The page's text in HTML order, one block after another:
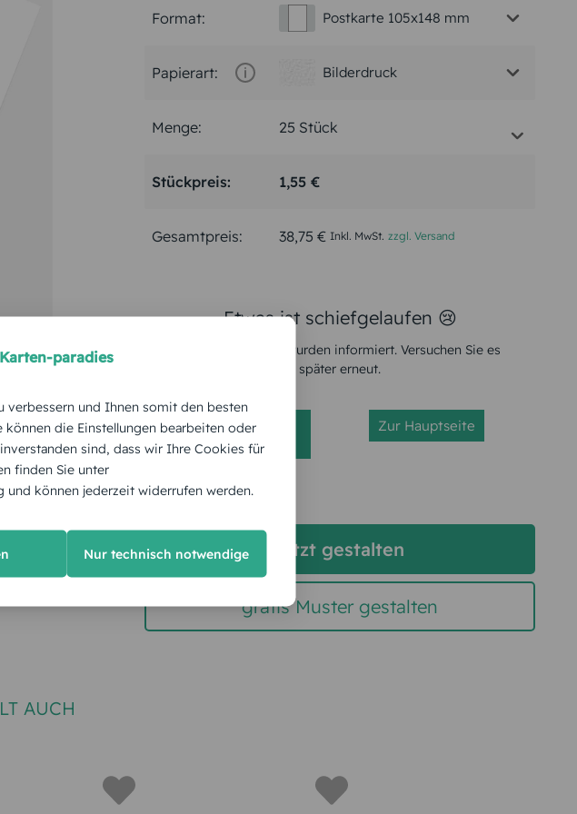
Format: Postkarte 105x148 mm
Papierart: Bilderdruck
Menge:
Stückpreis: 1,55 €
Gesamtpreis: 38,75 € Inkl. MwSt. zzgl. Versand
Etwas ist schiefgelaufen 😢
Unsere Techniker wurden informiert. Versuchen Sie es
später erneut.
Seite
aktualisieren
Zur Hauptseite
jetzt gestalten
gratis Muster gestalten
AUCH
paradies
verbessern und Ihnen somit den besten
die Einstellungen bearbeiten oder
sind, dass wir Ihre Cookies für
finden Sie unter
und können jederzeit widerrufen werden.
Nur technisch notwendige